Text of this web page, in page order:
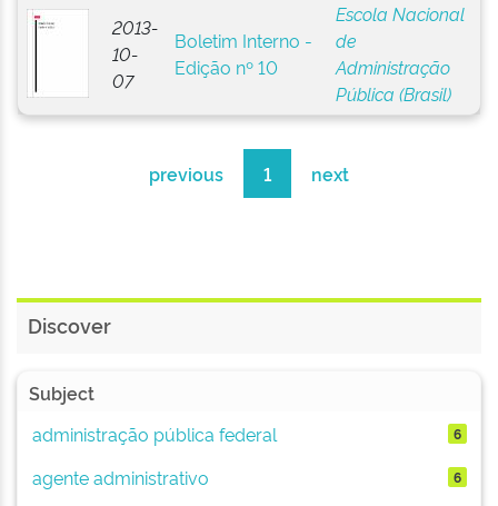
2013-
10-
07
Boletim Interno -
Edição nº 10
Escola Nacional
de
Administração
Pública (Brasil)
previous 1 next
Discover
Subject
administração pública federal
6
agente administrativo 6